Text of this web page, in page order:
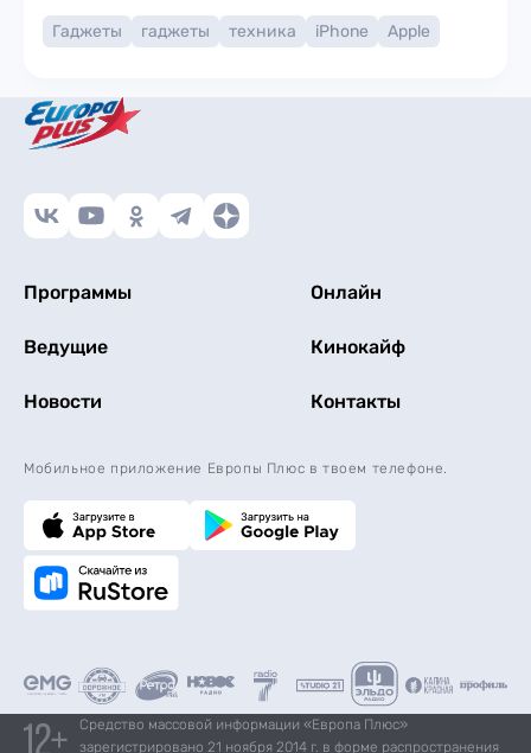
Гаджеты гаджеты техника iPhone Apple
Программы Онлайн
Ведущие Кинокайф
Новости Контакты
Мобильное приложение Европы Плюс в твоем телефоне.
Средство массовой информации «Европа Плюс»
зарегистрировано 21 ноября 2014 г. в форме распространения